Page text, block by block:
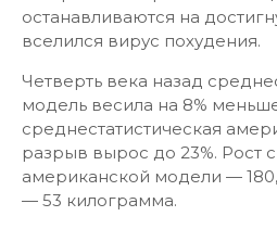
останавливаются на
вселился вирус похудения.
Четверть века назад
модель весила на 8%
среднестатистическая
разрыв вырос до 23%. Рост
американской модели —
— 53 килограмма.